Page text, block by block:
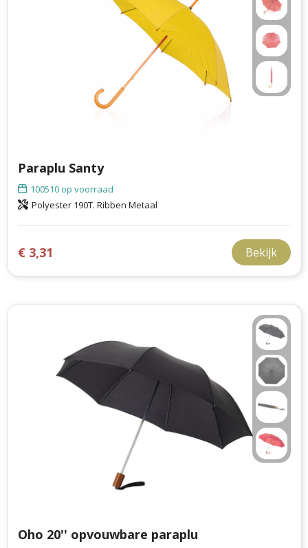
Paraplu Santy
100510op voorraad
Polyester 190T. Ribben Metaal
€ 3,31 Bekijk
Oho 20'' opvouwbare paraplu